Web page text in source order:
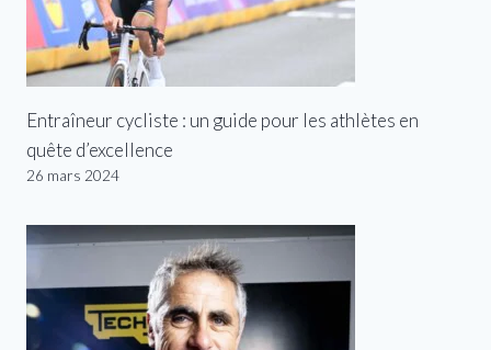
Entraîneur cycliste : un guide pour les athlètes en
quête d’excellence
26 mars 2024